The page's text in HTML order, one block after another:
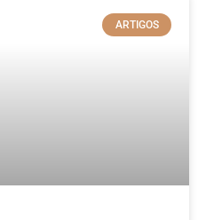
ARTIGOS